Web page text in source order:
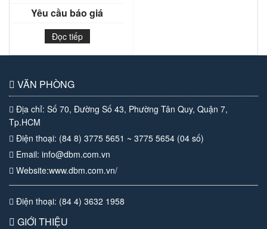
dung
Yêu cầu báo giá
Đọc tiếp
VĂN PHÒNG
Địa chỉ: Số 70, Đường Số 43, Phường Tân Quy, Quận 7,
Tp.HCM
Điện thoại: (84 8) 3775 5651 ~ 3775 5654 (04 số)
Email: info@dbm.com.vn
Website:www.dbm.com.vn/
Điện thoại: (84 4) 3632 1958
GIỚI THIỆU